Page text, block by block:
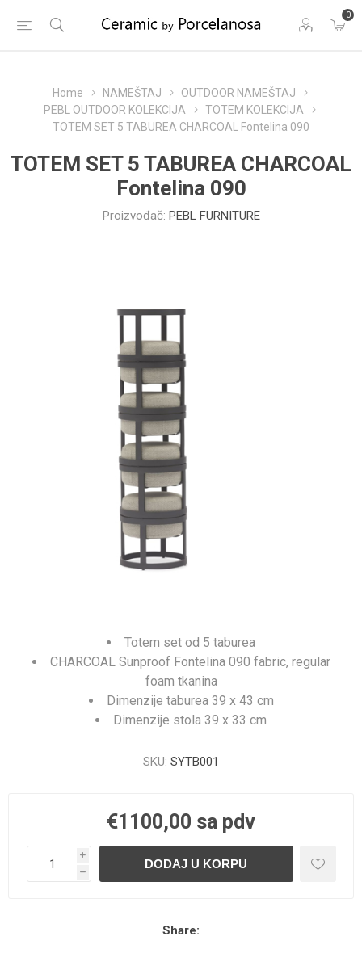
0
Home NAMEŠTAJ
OUTDOOR NAMEŠTAJ
PEBL OUTDOOR KOLEKCIJA
TOTEM KOLEKCIJA
TOTEM SET 5 TABUREA CHARCOAL Fontelina 090
TOTEM SET 5 TABUREA CHARCOAL
Fontelina 090
Proizvođač: PEBL FURNITURE
Totem set od 5 taburea
CHARCOAL Sunproof Fontelina 090 fabric, regular
foam tkanina
Dimenzije taburea 39 x 43 cm
Dimenzije stola 39 x 33 cm
SKU: SYTB001
€1100,00 sa pdv
i
h
Share: